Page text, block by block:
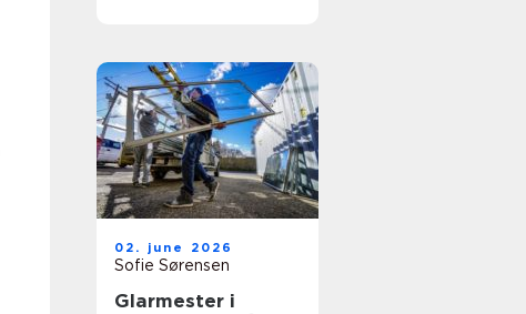
02. june 2026
Sofie Sørensen
Glarmester i